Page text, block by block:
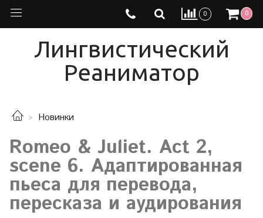
0 0
Лингвистический
Реаниматор
Новинки
Romeo & Juliet. Act 2,
scene 6. Адаптированная
пьеса для перевода,
пересказа и аудирования